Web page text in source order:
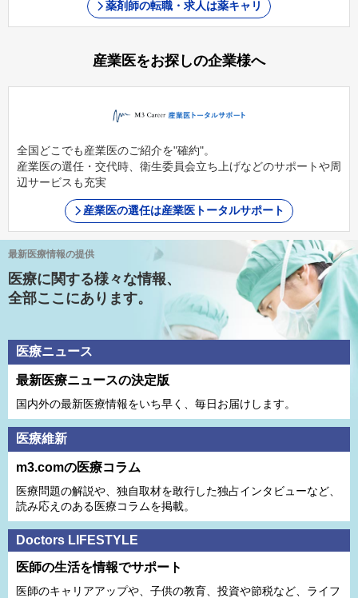
薬剤師の転職・求人は薬キャリ
産業医をお探しの企業様へ
全国どこでも産業医のご紹介を"確約"。
産業医の選任・交代時、衛生委員会立ち上げなどのサポートや周
辺サービスも充実
産業医の選任は産業医トータルサポート
最新医療情報の提供
医療に関する様々な情報、
全部ここにあります。
医療ニュース
最新医療ニュースの決定版
国内外の最新医療情報をいち早く、毎日お届けします。
医療維新
m3.comの医療コラム
医療問題の解説や、独⾃取材を敢⾏した独占インタビューなど、
読み応えのある医療コラムを掲載。
Doctors LIFESTYLE
医師の生活を情報でサポート
医師のキャリアアップや、子供の教育、投資や節税など、ライフ